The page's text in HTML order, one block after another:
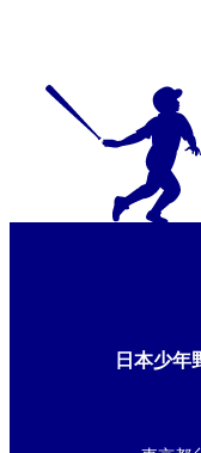
日本少